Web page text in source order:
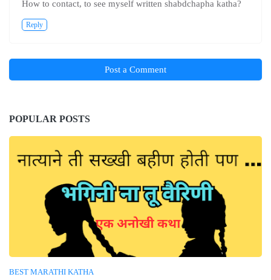
How to contact, to see myself written shabdchapha katha?
Reply
Post a Comment
POPULAR POSTS
BEST MARATHI KATHA